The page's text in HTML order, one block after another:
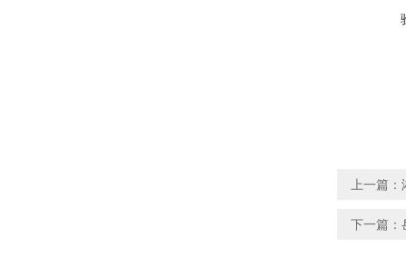
上一篇：
下一篇：